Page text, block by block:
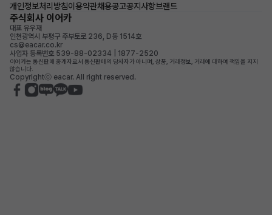
개인정보처리방침이용약관채용공고공지사항브랜드
주식회사 이어카
대표 유우재
인천광역시 부평구 주부토로 236, D동 1514호
cs@eacar.co.kr
사업자 등록번호 539-88-02334 | 1877-2520
이어카는 통신판매 중개자로서 통신판매의 당사자가 아니며, 상품, 거래정보, 거래에 대하여 책임을 지지
않습니다.
Copyrightⓒ eacar. All right reserved.